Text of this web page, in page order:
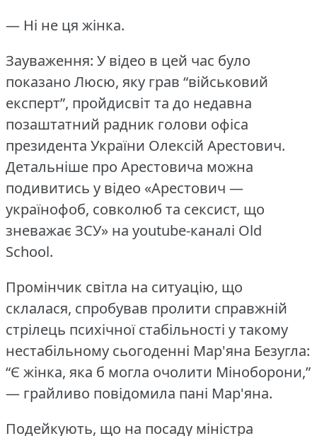
— Ні не ця жінка.
Зауваження: У відео в цей час було
показано Люсю, яку грав “військовий
експерт”, пройдисвіт та до недавна
позаштатний радник голови офіса
президента України Олексій Арестович.
Детальніше про Арестовича можна
подивитись у відео «Арестович —
українофоб, совколюб та сексист, що
зневажає ЗСУ» на youtube-каналі Old
School.
Промінчик світла на ситуацію, що
склалася, спробував пролити справжній
стрілець психічної стабільності у такому
нестабільному сьогоденні Мар'яна Безугла:
“Є жінка, яка б могла очолити Міноборони,”
— грайливо повідомила пані Мар'яна.
Подейкують, що на посаду міністра